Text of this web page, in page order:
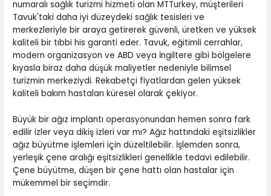
numaralı sağlık turizmi hizmeti olan MTTurkey, müşterileri
Tavuk'taki daha iyi düzeydeki sağlık tesisleri ve
merkezleriyle bir araya getirerek güvenli, üretken ve yüksek
kaliteli bir tıbbi his garanti eder. Tavuk, eğitimli cerrahlar,
modern organizasyon ve ABD veya İngiltere gibi bölgelere
kıyasla biraz daha düşük maliyetler nedeniyle bilimsel
turizmin merkeziydi. Rekabetçi fiyatlardan gelen yüksek
kaliteli bakım hastaları küresel olarak çekiyor.
Büyük bir ağız implantı operasyonundan hemen sonra fark
edilir izler veya dikiş izleri var mı? Ağız hattındaki eşitsizlikler
ağız büyütme işlemleri için düzeltilebilir. İşlemden sonra,
yerleşik çene aralığı eşitsizlikleri genellikle tedavi edilebilir.
Çene büyütme, düşen bir çene hattı olan hastalar için
mükemmel bir seçimdir.